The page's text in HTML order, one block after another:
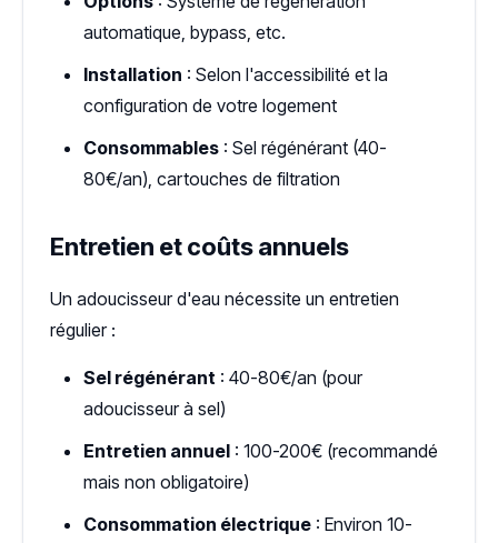
automatique, bypass, etc.
Installation : Selon l'accessibilité et la
configuration de votre logement
Consommables : Sel régénérant (40-
80€/an), cartouches de filtration
Entretien et coûts annuels
Un adoucisseur d'eau nécessite un entretien
régulier :
Sel régénérant : 40-80€/an (pour
adoucisseur à sel)
Entretien annuel : 100-200€ (recommandé
mais non obligatoire)
Consommation électrique : Environ 10-